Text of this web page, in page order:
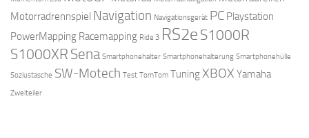
Motorradrennspiel Navigation Navigationsgerät PC Playstation
PowerMapping Racemapping Ride 3 RS2e S1000R
S1000XR Sena Smartphonehalter Smartphonehalterung Smartphonehülle
Soziustasche SW-Motech Test TomTom TuningXBOX Yamaha
Zweiteiler